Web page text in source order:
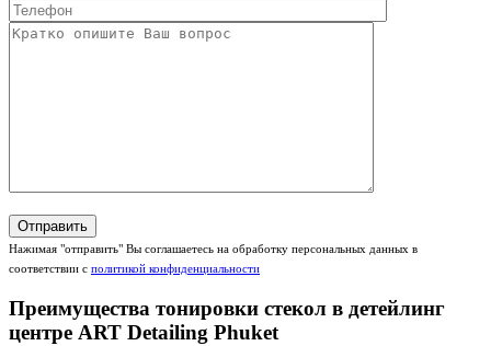
Нажимая "отправить" Вы соглашаетесь на обработку персональных данных в
соответствии с политикой конфиденциальности
Преимущества тонировки стекол в детейлинг
центре ART Detailing Phuket